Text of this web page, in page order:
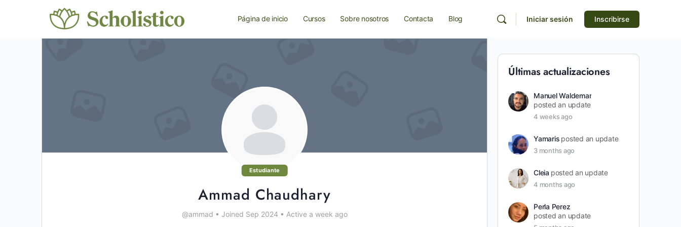
Página de inicio Cursos Sobre nosotros Contacta Blog Iniciar sesión Inscribirse
Estudiante
Ammad Chaudhary
@ammad • Joined Sep 2024 • Active a week ago
Últimas actualizaciones
Manuel Waldemar
posted an update
4 weeks ago
Yamaris posted an update
3 months ago
Cleia posted an update
4 months ago
Perla Perez
posted an update